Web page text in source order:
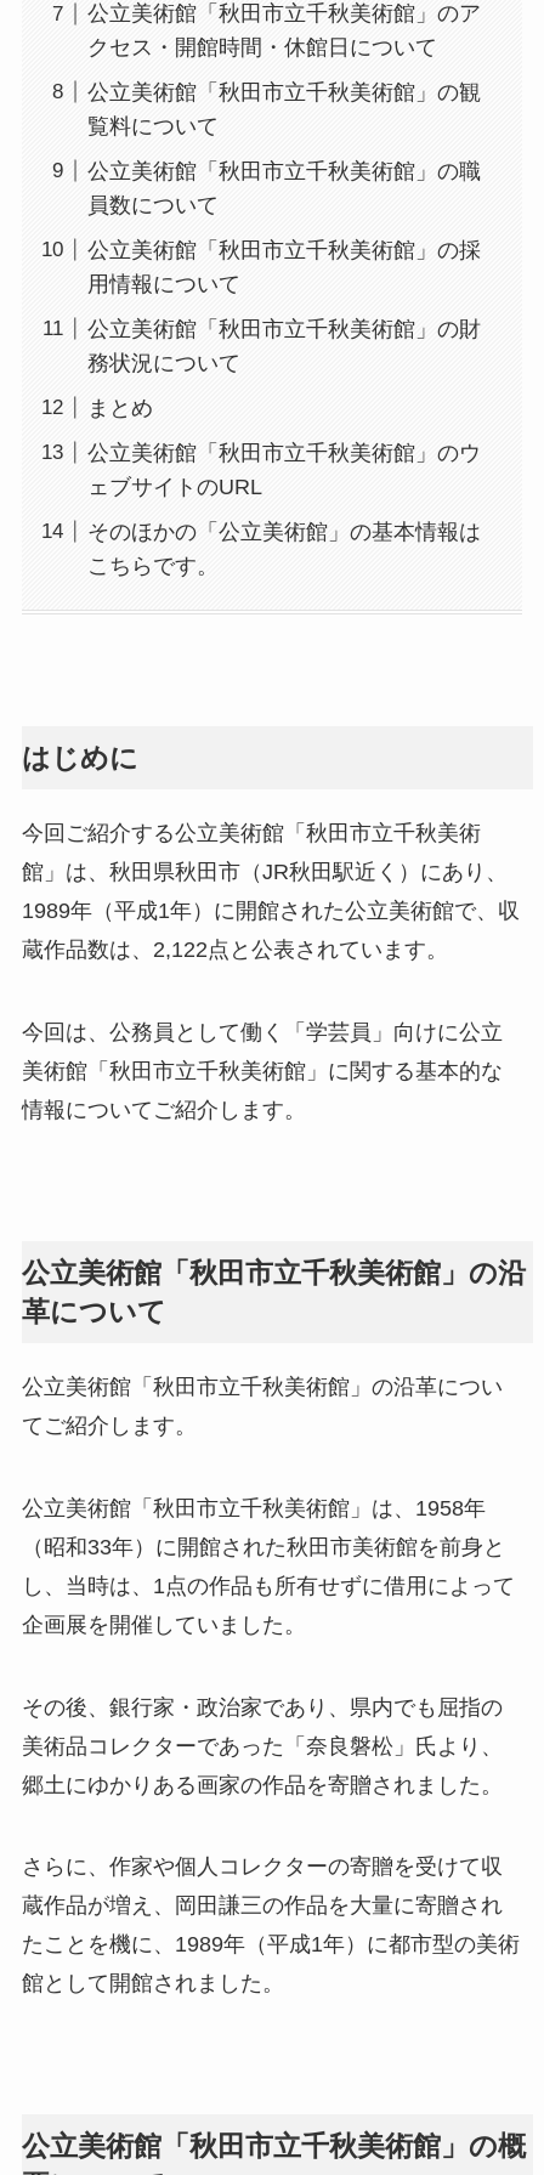
公立美術館「秋田市立千秋美術館」のア
クセス・開館時間・休館日について
公立美術館「秋田市立千秋美術館」の観
覧料について
公立美術館「秋田市立千秋美術館」の職
員数について
公立美術館「秋田市立千秋美術館」の採
用情報について
公立美術館「秋田市立千秋美術館」の財
務状況について
まとめ
公立美術館「秋田市立千秋美術館」のウ
ェブサイトのURL
そのほかの「公立美術館」の基本情報は
こちらです。
はじめに
今回ご紹介する公立美術館「秋田市立千秋美術
館」は、秋田県秋田市（JR秋田駅近く）にあり、
1989年（平成1年）に開館された公立美術館で、収
蔵作品数は、2,122点と公表されています。
今回は、公務員として働く「学芸員」向けに公立
美術館「秋田市立千秋美術館」に関する基本的な
情報についてご紹介します。
公立美術館「秋田市立千秋美術館」の沿
革について
公立美術館「秋田市立千秋美術館」の沿革につい
てご紹介します。
公立美術館「秋田市立千秋美術館」は、1958年
（昭和33年）に開館された秋田市美術館を前身と
し、当時は、1点の作品も所有せずに借用によって
企画展を開催していました。
その後、銀行家・政治家であり、県内でも屈指の
美術品コレクターであった「奈良磐松」氏より、
郷土にゆかりある画家の作品を寄贈されました。
さらに、作家や個人コレクターの寄贈を受けて収
蔵作品が増え、岡田謙三の作品を大量に寄贈され
たことを機に、1989年（平成1年）に都市型の美術
館として開館されました。
公立美術館「秋田市立千秋美術館」の概